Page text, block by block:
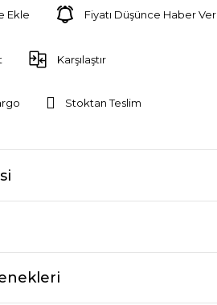
Fiyatı Düşünce Haber Ver
Karşılaştır
Stoktan Teslim